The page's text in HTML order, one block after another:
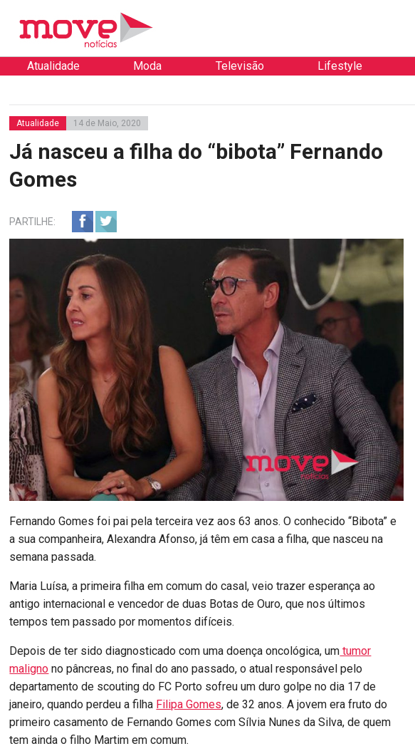
Atualidade Moda Televisão Lifestyle
Atualidade 14 de Maio, 2020
Já nasceu a filha do “bibota” Fernando
Gomes
PARTILHE:
Fernando Gomes foi pai pela terceira vez aos 63 anos. O conhecido “Bibota” e
a sua companheira, Alexandra Afonso, já têm em casa a filha, que nasceu na
semana passada.
Maria Luísa, a primeira filha em comum do casal, veio trazer esperança ao
antigo internacional e vencedor de duas Botas de Ouro, que nos últimos
tempos tem passado por momentos difíceis.
Depois de ter sido diagnosticado com uma doença oncológica, um tumor
maligno no pâncreas, no final do ano passado, o atual responsável pelo
departamento de scouting do FC Porto sofreu um duro golpe no dia 17 de
janeiro, quando perdeu a filha Filipa Gomes, de 32 anos. A jovem era fruto do
primeiro casamento de Fernando Gomes com Sílvia Nunes da Silva, de quem
tem ainda o filho Martim em comum.